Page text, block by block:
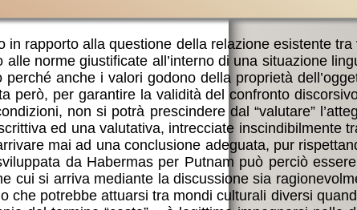
rapporto alla questione della relazione esistente
norme giustificate all’interno di una situazione
anche i valori godono della proprietà
però, per garantire la validità del confronto
non si potrà prescindere dal “valutare”
ed una valutativa, intrecciate inscindibilmente
mai ad una conclusione adeguata, pur
da Habermas per Putnam può perciò
cui si arriva mediante la discussione sia
potrebbe attuarsi tra mondi culturali diversi